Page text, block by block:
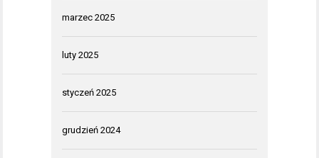
marzec 2025
luty 2025
styczeń 2025
grudzień 2024